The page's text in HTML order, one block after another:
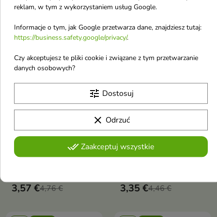
tym złotą i srebrną), łatwe
rysowania dla małych dłoni
łatwe temperowanie i wygodę

kolory
BAMBINO Kredki
24 kolory
atrakcyjnym zestawie, idealne
3,57 €4,76 €
BAMBINO Kredki 18
kolorów
3,35 €4,46 €
reklam, w tym z wykorzystaniem usług Google.
Informacje o tym, jak Google przetwarza dane, znajdziesz tutaj:
https://business.safety.google/privacy/.
Czy akceptujesz te pliki cookie i związane z tym przetwarzanie
danych osobowych?
tune Dostosuj
clear Odrzuć
done_allZaakceptuj wszystkie